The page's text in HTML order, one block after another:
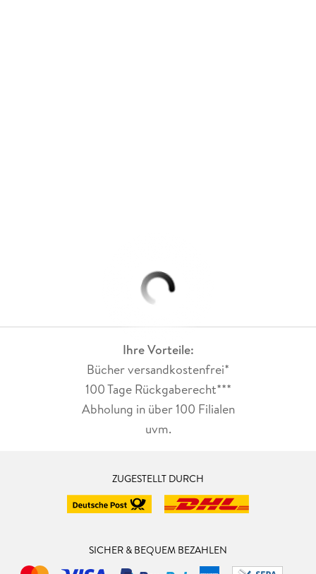
Ihre Vorteile:
Bücher versandkostenfrei*
100 Tage Rückgaberecht***
Abholung in über 100 Filialen
uvm.
ZUGESTELLT DURCH
SICHER & BEQUEM BEZAHLEN